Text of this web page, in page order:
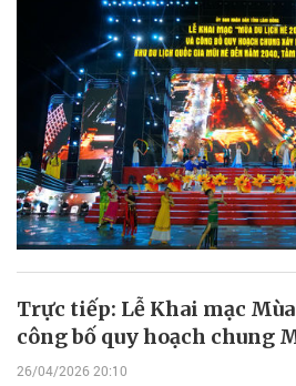
Trực tiếp: Lễ Khai mạc
công bố quy hoạch chung
26/04/2026 20:10